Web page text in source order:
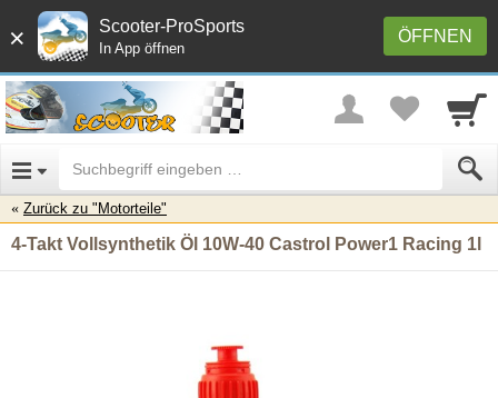
× ÖFFNEN
Scooter-ProSports
In App öffnen
Zurück zu "Motorteile"
4-Takt Vollsynthetik Öl 10W-40 Castrol Power1 Racing 1l